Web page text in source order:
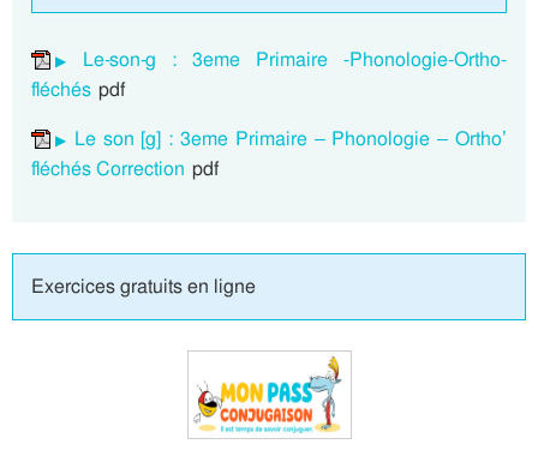
Le-son-g : 3eme Primaire -Phonologie-Ortho-
fléchés pdf
Le son [g] : 3eme Primaire – Phonologie – Ortho’
fléchés Correction pdf
Exercices gratuits en ligne